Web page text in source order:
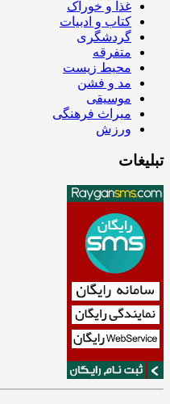
غذا و خوراک
کتاب و ادبیات
گردشگری
متفرقه
محیط زیست
مد و فشن
موسیقی
میراث فرهنگی
ورزش
تبلیغات